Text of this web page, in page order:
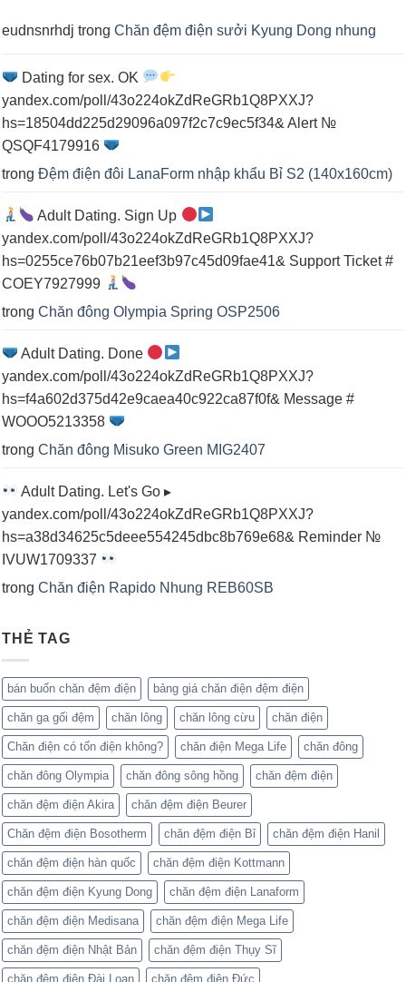
eudnsnrhdj trong Chăn đệm điện sưởi Kyung Dong nhung
Dating for sex. OK
yandex.com/poll/43o224okZdReGRb1Q8PXXJ?
hs=18504dd225d29096a097f2c7c9ec5f34& Alert №
QSQF4179916
trong Đệm điện đôi LanaForm nhập khẩu Bỉ S2 (140x160cm)
Adult Dating. Sign Up
yandex.com/poll/43o224okZdReGRb1Q8PXXJ?
hs=0255ce76b07b21eef3b97c45d09fae41& Support Ticket #
COEY7927999
trong Chăn đông Olympia Spring OSP2506
Adult Dating. Done
yandex.com/poll/43o224okZdReGRb1Q8PXXJ?
hs=f4a602d375d42e9caea40c922ca87f0f& Message #
WOOO5213358
trong Chăn đông Misuko Green MIG2407
Adult Dating. Let's Go ▸
yandex.com/poll/43o224okZdReGRb1Q8PXXJ?
hs=a38d34625c5deee554245dbc8b769e68& Reminder №
IVUW1709337
trong Chăn điện Rapido Nhung REB60SB
THẺ TAG
bán buốn chăn đệm điện bảng giá chăn điện đệm điện
chăn ga gối đệm chăn lông chăn lông cừu chăn điện
Chăn điện có tốn điện không? chăn điện Mega Life chăn đông
chăn đông Olympia chăn đông sông hồng chăn đệm điện
chăn đệm điện Akira chăn đệm điện Beurer
Chăn đệm điện Bosotherm chăn đệm điện Bỉ chăn đệm điện Hanil
chăn đệm điện hàn quốc chăn đệm điện Kottmann
chăn đệm điện Kyung Dong chăn đệm điện Lanaform
chăn đệm điện Medisana chăn đệm điện Mega Life
chăn đệm điện Nhật Bản chăn đệm điện Thụy Sĩ
chăn đệm điện Đài Loan chăn đệm điện Đức